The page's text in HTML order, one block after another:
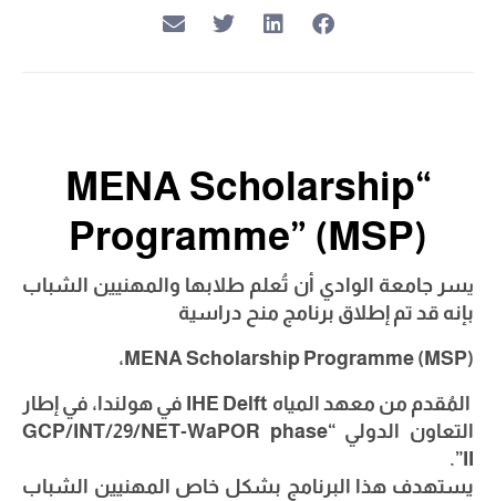
“MENA Scholarship
Programme” (MSP)
يسر جامعة الوادي أن تُعلم طلابها والمهنيين الشباب
بإنه قد تم إطلاق برنامج منح دراسية
MENA Scholarship Programme (MSP)،
المُقدم من معهد المياه IHE Delft في هولندا، في إطار
التعاون الدولي “GCP/INT/29/NET-WaPOR phase
II”.
يستهدف هذا البرنامج بشكل خاص المهنيين الشباب